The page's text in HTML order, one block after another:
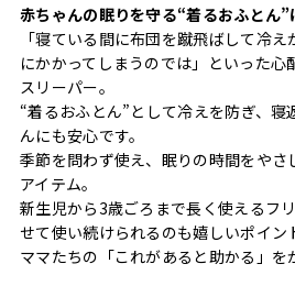
赤ちゃんの眠りを守る“着るおふとん”
「寝ている間に布団を蹴飛ばして冷
にかかってしまうのでは」といった心
スリーパー。
“着るおふとん”として冷えを防ぎ、寝
んにも安心です。
季節を問わず使え、眠りの時間をやさ
アイテム。
新生児から3歳ごろまで長く使えるフ
せて使い続けられるのも嬉しいポイン
ママたちの「これがあると助かる」を